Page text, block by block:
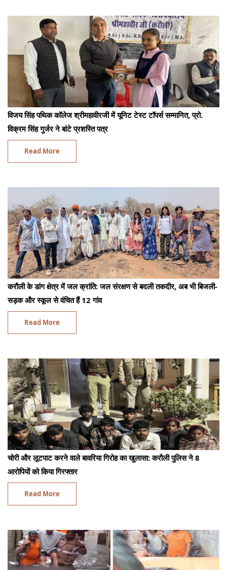
विजय सिंह पथिक कॉलेज श्रीमहावीरजी में यूनिट टेस्ट टॉपर्स सम्मानित, प्रो.
विक्रम सिंह गुर्जर ने बांटे प्रशस्ति पत्र
Read More
करौली के डांग क्षेत्र में जल क्रांति: जल संरक्षण से बदली तकदीर, अब भी बिजली-
सड़क और स्कूल से वंचित हैं 12 गांव
Read More
चोरी और लूटपाट करने वाले बावरिया गिरोह का खुलासा: करौली पुलिस ने 8
आरोपियों को किया गिरफ्तार
Read More